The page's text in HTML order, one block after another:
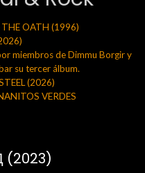
THE OATH (1996)
miembros de Dimmu Borgir y
su tercer álbum.
(2026)
VERDES
(2023)